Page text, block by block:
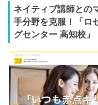
ネイティブ講師との
手分野を克服！「ロ
グセンター 高知校」